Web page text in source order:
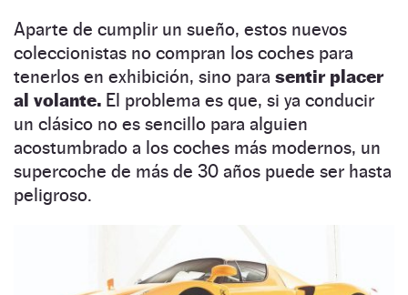
Aparte de cumplir un sueño, estos nuevos
coleccionistas no compran los coches para
tenerlos en exhibición, sino para sentir placer
al volante. El problema es que, si ya conducir
un clásico no es sencillo para alguien
acostumbrado a los coches más modernos, un
supercoche de más de 30 años puede ser hasta
peligroso.